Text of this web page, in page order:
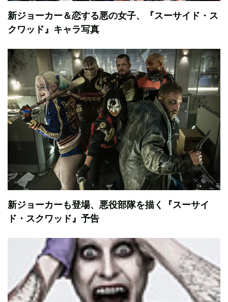
新ジョーカー＆恋する悪の女子、『スーサイド・ス
クワッド』キャラ写真
新ジョーカーも登場、悪役部隊を描く『スーサイ
ド・スクワッド』予告